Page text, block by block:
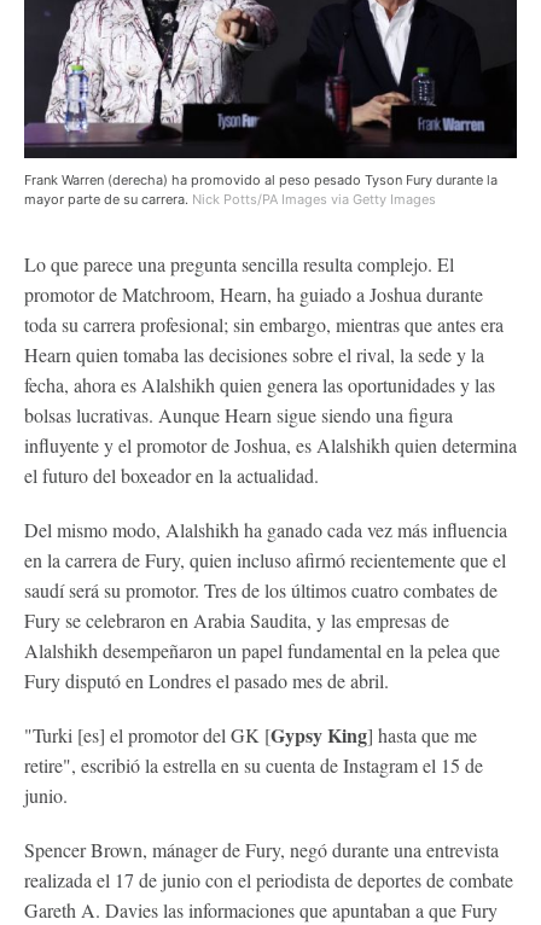
Frank Warren (derecha) ha promovido al peso pesado Tyson Fury durante la
mayor parte de su carrera. Nick Potts/PA Images via Getty Images
Lo que parece una pregunta sencilla resulta complejo. El
promotor de Matchroom, Hearn, ha guiado a Joshua durante
toda su carrera profesional; sin embargo, mientras que antes era
Hearn quien tomaba las decisiones sobre el rival, la sede y la
fecha, ahora es Alalshikh quien genera las oportunidades y las
bolsas lucrativas. Aunque Hearn sigue siendo una figura
influyente y el promotor de Joshua, es Alalshikh quien determina
el futuro del boxeador en la actualidad.
Del mismo modo, Alalshikh ha ganado cada vez más influencia
en la carrera de Fury, quien incluso afirmó recientemente que el
saudí será su promotor. Tres de los últimos cuatro combates de
Fury se celebraron en Arabia Saudita, y las empresas de
Alalshikh desempeñaron un papel fundamental en la pelea que
Fury disputó en Londres el pasado mes de abril.
"Turki [es] el promotor del GK [Gypsy King] hasta que me
retire", escribió la estrella en su cuenta de Instagram el 15 de
junio.
Spencer Brown, mánager de Fury, negó durante una entrevista
realizada el 17 de junio con el periodista de deportes de combate
Gareth A. Davies las informaciones que apuntaban a que Fury